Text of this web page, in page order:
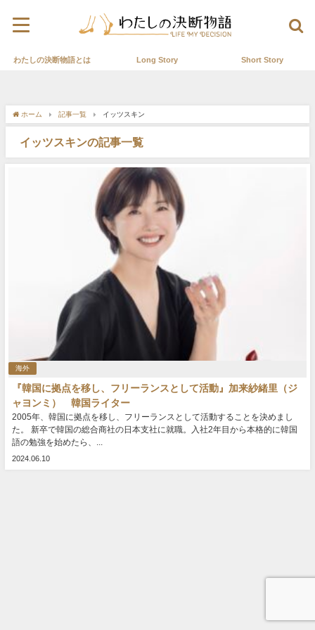
わたしの決断物語とは Long Story Short Story
ホーム 記事一覧 イッツスキン
イッツスキンの記事一覧
海外
『韓国に拠点を移し、フリーランスとして活動』加来紗緒里（ジ
ャヨンミ） 韓国ライター
2005年、韓国に拠点を移し、フリーランスとして活動することを決めまし
た。 新卒で韓国の総合商社の日本支社に就職。入社2年目から本格的に韓国
語の勉強を始めたら、...
2024.06.10